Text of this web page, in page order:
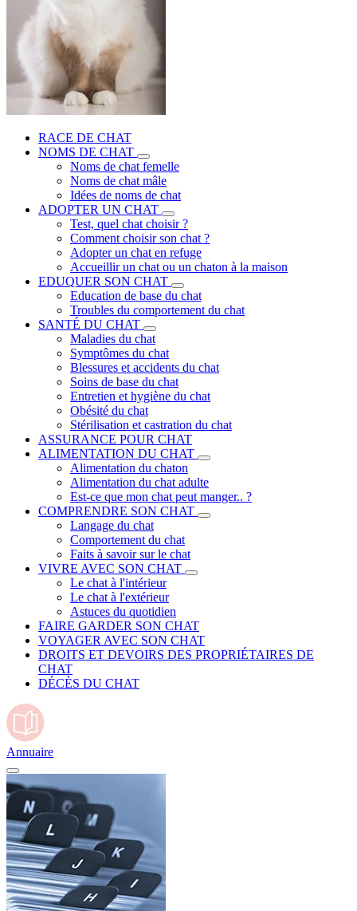
RACE DE CHAT
NOMS DE CHAT
Noms de chat femelle
Noms de chat mâle
Idées de noms de chat
ADOPTER UN CHAT
Test, quel chat choisir ?
Comment choisir son chat ?
Adopter un chat en refuge
Accueillir un chat ou un chaton à la maison
EDUQUER SON CHAT
Education de base du chat
Troubles du comportement du chat
SANTÉ DU CHAT
Maladies du chat
Symptômes du chat
Blessures et accidents du chat
Soins de base du chat
Entretien et hygiène du chat
Obésité du chat
Stérilisation et castration du chat
ASSURANCE POUR CHAT
ALIMENTATION DU CHAT
Alimentation du chaton
Alimentation du chat adulte
Est-ce que mon chat peut manger.. ?
COMPRENDRE SON CHAT
Langage du chat
Comportement du chat
Faits à savoir sur le chat
VIVRE AVEC SON CHAT
Le chat à l'intérieur
Le chat à l'extérieur
Astuces du quotidien
FAIRE GARDER SON CHAT
VOYAGER AVEC SON CHAT
DROITS ET DEVOIRS DES PROPRIÉTAIRES DE
CHAT
DÉCÈS DU CHAT
Annuaire